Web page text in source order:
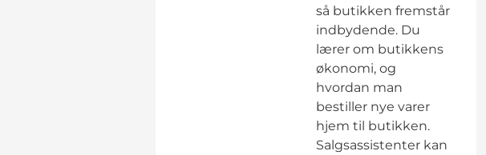
så butikken fremstår
indbydende. Du
lærer om butikkens
økonomi, og
hvordan man
bestiller nye varer
hjem til butikken.
Salgsassistenter kan